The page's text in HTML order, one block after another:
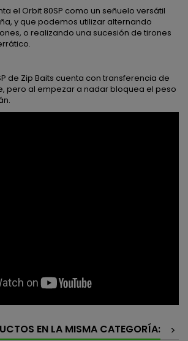
el Orbit 80SP como un señuelo versátil
y que podemos utilizar alternando
o realizando una sucesión de tirones
de Zip Baits cuenta con transferencia de
pero al empezar a nadar bloquea el peso
EN LA MISMA CATEGORÍA:
>